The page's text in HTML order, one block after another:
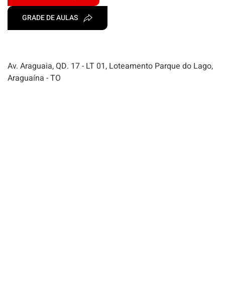
GRADE DE AULAS
Av. Araguaia, QD. 17 - LT 01, Loteamento Parque do Lago,
Araguaína - TO